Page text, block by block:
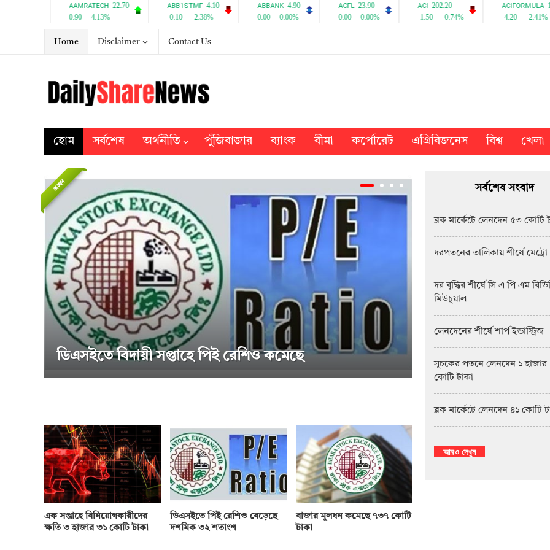
Home Disclaimer Contact Us
হোম সর্বশেষ অর্থনীতি পুঁজিবাজার ব্যাংক বীমা কর্পোরেট এগ্রিবিজনেস বিশ্ব খেলা
বিদায়ী সপ্তাহে পিই রেশিও কমেছে
সাপ্তাহিক দর বৃদ্ধির শীর্ষে
এক সপ্তাহে বিনিয়োগকারীদের
ক্ষতি ৩ হাজার ৩১ কোটি টাকা
ডিএসইতে পিই রেশিও বেড়েছে
দশমিক ৩২ শতাংশ
বাজার মূলধন কমেছে ৭৩৭ কোটি
টাকা
প্রচ্ছদ সর্বশেষ সংবাদ
ব্লক মার্কেটে লেনদেন ৫৩ কোটি
দরপতনের তালিকায় শীর্ষে মেট্রো
দর বৃদ্ধির শীর্ষে সি এ পি এম
মিউচুয়াল
লেনদেনের শীর্ষে শার্প ইন্ডাস্ট্রিজ
সূচকের পতনে লেনদেন ১ হাজার
কোটি টাকা
ব্লক মার্কেটে লেনদেন ৪১ কোটি
আরও দেখুন